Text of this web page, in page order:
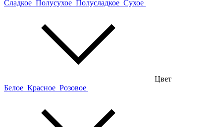
Сладкое Полусухое Полусладкое Сухое
Цвет
Белое Красное Розовое